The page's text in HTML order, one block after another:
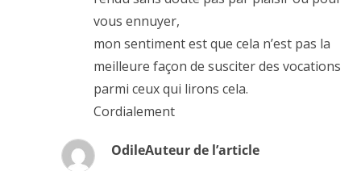
vous ennuyer,
mon sentiment est que cela n’est pas la
meilleure façon de susciter des vocations
parmi ceux qui lirons cela.
Cordialement
OdileAuteur de l’article